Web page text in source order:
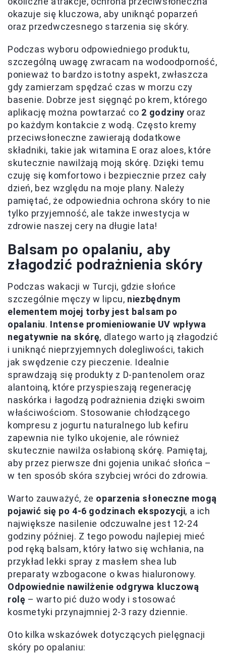
okazuje się kluczowa, aby uniknąć poparzeń
oraz przedwczesnego starzenia się skóry.
Podczas wyboru odpowiedniego produktu,
szczególną uwagę zwracam na wodoodporność,
ponieważ to bardzo istotny aspekt, zwłaszcza
gdy zamierzam spędzać czas w morzu czy
basenie. Dobrze jest sięgnąć po krem, którego
aplikację można powtarzać co 2 godziny oraz
po każdym kontakcie z wodą. Często kremy
przeciwsłoneczne zawierają dodatkowe
składniki, takie jak witamina E oraz aloes, które
skutecznie nawilżają moją skórę. Dzięki temu
czuję się komfortowo i bezpiecznie przez cały
dzień, bez względu na moje plany. Należy
pamiętać, że odpowiednia ochrona skóry to nie
tylko przyjemność, ale także inwestycja w
zdrowie naszej cery na długie lata!
Balsam po opalaniu, aby
złagodzić podrażnienia skóry
Podczas wakacji w Turcji, gdzie słońce
szczególnie męczy w lipcu, niezbędnym
elementem mojej torby jest balsam po
opalaniu. Intense promieniowanie UV wpływa
negatywnie na skórę, dlatego warto ją złagodzić
i uniknąć nieprzyjemnych dolegliwości, takich
jak swędzenie czy pieczenie. Idealnie
sprawdzają się produkty z D-pantenolem oraz
alantoiną, które przyspieszają regenerację
naskórka i łagodzą podrażnienia dzięki swoim
właściwościom. Stosowanie chłodzącego
kompresu z jogurtu naturalnego lub kefiru
zapewnia nie tylko ukojenie, ale również
skutecznie nawilża osłabioną skórę. Pamiętaj,
aby przez pierwsze dni gojenia unikać słońca –
w ten sposób skóra szybciej wróci do zdrowia.
Warto zauważyć, że oparzenia słoneczne mogą
pojawić się po 4-6 godzinach ekspozycji, a ich
największe nasilenie odczuwalne jest 12-24
godziny później. Z tego powodu najlepiej mieć
pod ręką balsam, który łatwo się wchłania, na
przykład lekki spray z masłem shea lub
preparaty wzbogacone o kwas hialuronowy.
Odpowiednie nawilżenie odgrywa kluczową
rolę – warto pić dużo wody i stosować
kosmetyki przynajmniej 2-3 razy dziennie.
Oto kilka wskazówek dotyczących pielęgnacji
skóry po opalaniu: